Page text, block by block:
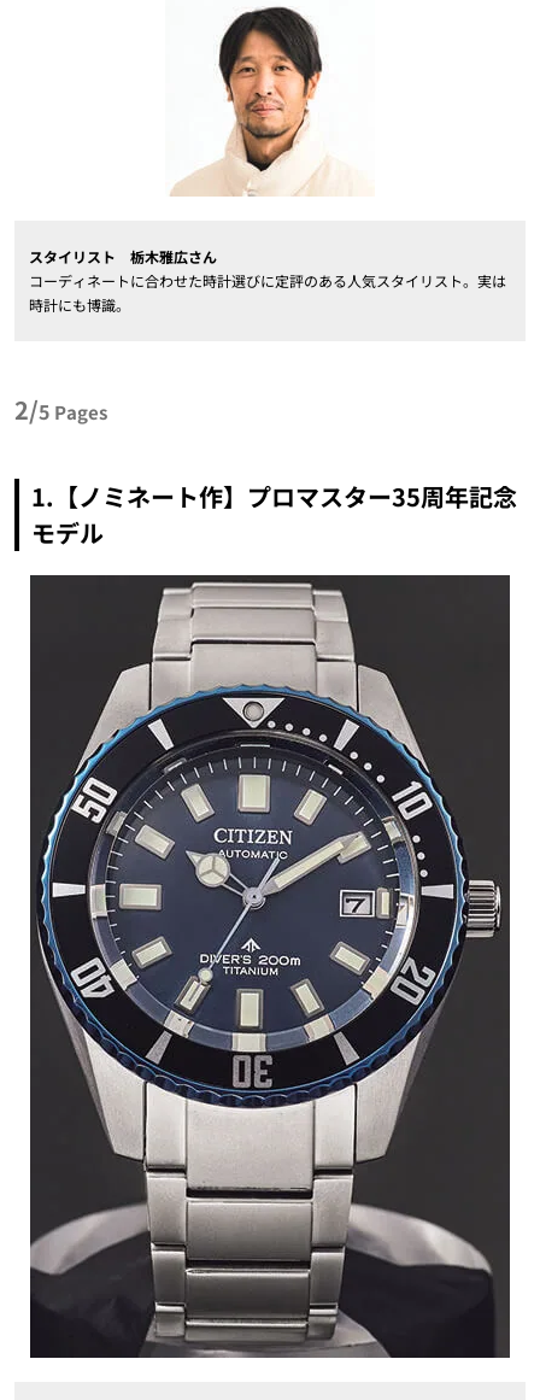
スタイリスト 栃木雅広さん
コーディネートに合わせた時計選びに定評のある人気スタイリスト。実は
時計にも博識。
2/5 Pages
1.【ノミネート作】プロマスター35周年記念
モデル